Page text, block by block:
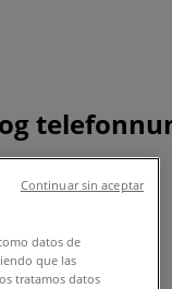
datos de
que las
tratamos datos
Continuar sin aceptar